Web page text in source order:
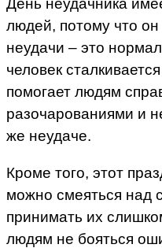
День неудачника
людей, потому что
неудачи – это
человек
помогает людям
разочарованиями и
же неудаче.
Кроме того, этот
можно смеяться над
принимать их
людям не бояться